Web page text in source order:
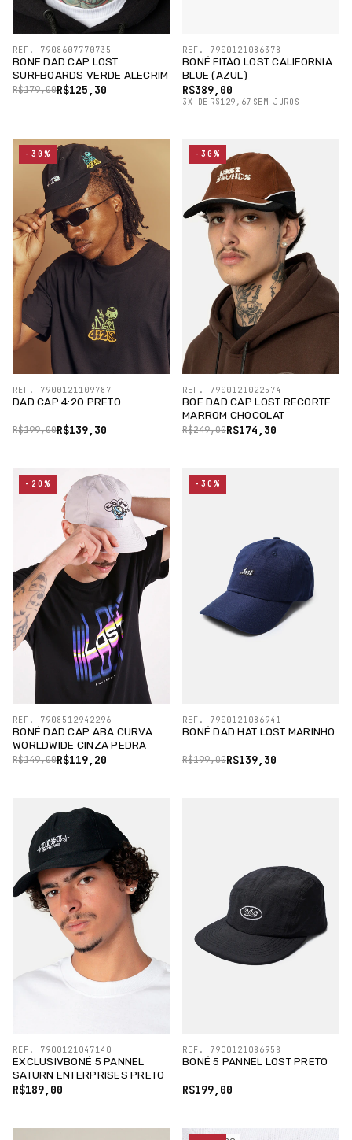
BONE DAD CAP LOST
SURFBOARDS VERDE ALECRIM
R$125,30
R$179,00
REF. 7908607770735
BONÉ FITÃO LOST CALIFORNIA
BLUE (AZUL)
R$389,00
3X DE R$129,67 SEM JUROS
REF. 7900121086378
DAD CAP 4:20 PRETO
R$139,30
R$199,00
REF. 7900121109787
-30%
BOE DAD CAP LOST RECORTE
MARROM CHOCOLAT
R$174,30
R$249,00
REF. 7900121022574
-30%
BONÉ DAD CAP ABA CURVA
WORLDWIDE CINZA PEDRA
R$119,20
R$149,00
REF. 7908512942296
-20%
BONÉ DAD HAT LOST MARINHO
R$139,30
R$199,00
REF. 7900121086941
-30%
EXCLUSIVBONÉ 5 PANNEL
SATURN ENTERPRISES PRETO
R$189,00
REF. 7900121047140
BONÉ 5 PANNEL LOST PRETO
R$199,00
REF. 7900121086958